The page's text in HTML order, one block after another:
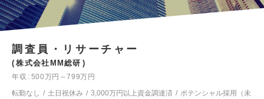
調査員・リサーチャー
株式会社MM総研
年収
500万円～799万円
転勤なし
土日祝休み 3,000万円以上資金調達済
ポテンシャル採用（未